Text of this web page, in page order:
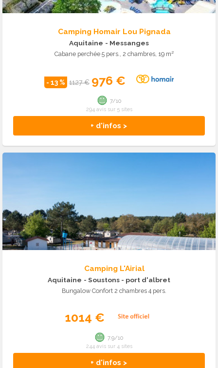
Camping Homair Lou Pignada
Aquitaine - Messanges
Cabane perchée 5 pers., 2 chambres, 19 m²
- 13 % 1127 € 976 €
+ d'infos >
7/10
294 avis sur 5 sites
Camping L'Airial
Aquitaine - Soustons - port d'albret
Bungalow Confort 2 chambres 4 pers.
1014 €
+ d'infos >
7.9/10
244 avis sur 4 sites